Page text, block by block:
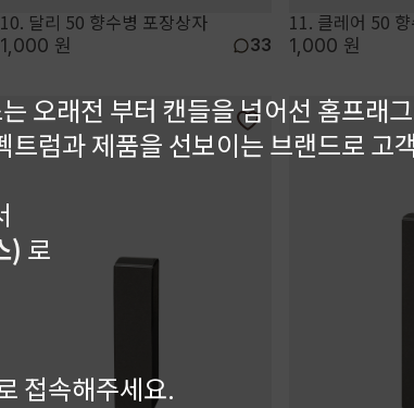
10. 달리 50 향수병 포장상자
1,000 원 33
11. 클레어 50
1,000 원
오래전 부터 캔들을 넘어선 홈프래
럼과 제품을 선보이는 브랜드로 고
) 로
접속해주세요.